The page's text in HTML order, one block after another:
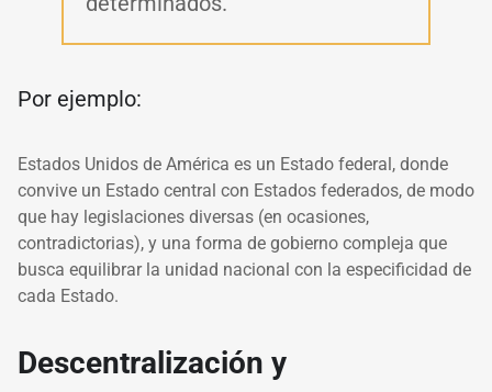
Por ejemplo:
Estados Unidos de América es un Estado federal, donde
convive un Estado central con Estados federados, de modo
que hay legislaciones diversas (en ocasiones,
contradictorias), y una forma de gobierno compleja que
busca equilibrar la unidad nacional con la especificidad de
cada Estado.
Descentralización y